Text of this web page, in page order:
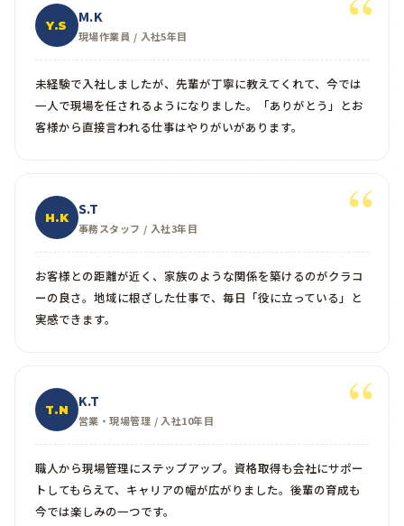
Y.S M.K
現場作業員 / 入社5年目
未経験で入社しましたが、先輩が丁寧に教えてくれて、今では
一人で現場を任されるようになりました。「ありがとう」とお
客様から直接言われる仕事はやりがいがあります。
H.K S.T
事務スタッフ / 入社3年目
お客様との距離が近く、家族のような関係を築けるのがクラコ
ーの良さ。地域に根ざした仕事で、毎日「役に立っている」と
実感できます。
T.N K.T
営業・現場管理 / 入社10年目
職人から現場管理にステップアップ。資格取得も会社にサポー
トしてもらえて、キャリアの幅が広がりました。後輩の育成も
今では楽しみの一つです。